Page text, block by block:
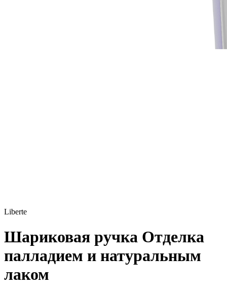
Liberte
Шариковая ручка Отделка
палладием и натуральным
лаком